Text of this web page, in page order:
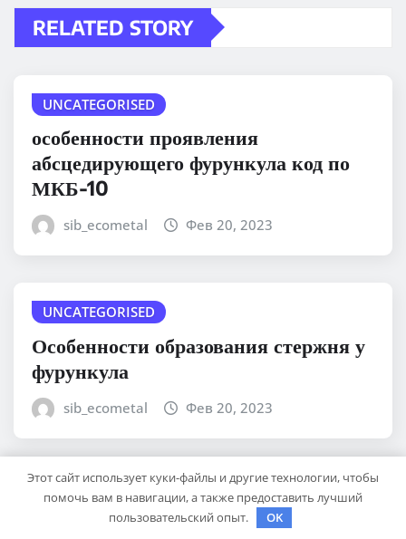
RELATED STORY
UNCATEGORISED
особенности проявления
абсцедирующего фурункула код по
МКБ-10
sib_ecometal Фев 20, 2023
UNCATEGORISED
Особенности образования стержня у
фурункула
sib_ecometal Фев 20, 2023
UNCATEGORISED
Евгений Киселев — портрет
Этот сайт использует куки-файлы и другие технологии, чтобы
помочь вам в навигации, а также предоставить лучший
пользовательский опыт.
OK